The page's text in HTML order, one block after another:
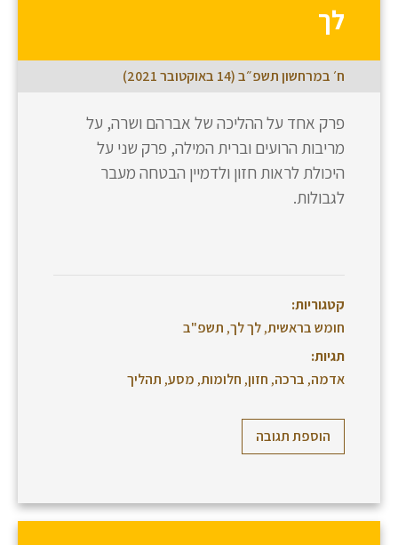
לך
ח׳ במרחשון תשפ״ב (14 באוקטובר 2021)
פרק אחד על ההליכה של אברהם ושרה, על
מריבות הרועים וברית המילה, פרק שני על
היכולת לראות חזון ולדמיין הבטחה מעבר
לגבולות.
קטגוריות:
חומש בראשית,לך לך, תשפ"ב
תגיות:
אדמה, ברכה, חזון, חלומות, מסע, תהליך
הוספת תגובה